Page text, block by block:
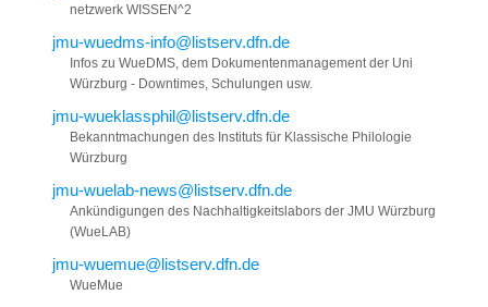
netzwerk WISSEN^2
jmu-wuedms-info@listserv.dfn.de
Infos zu WueDMS, dem Dokumentenmanagement der Uni
Würzburg - Downtimes, Schulungen usw.
jmu-wueklassphil@listserv.dfn.de
Bekanntmachungen des Instituts für Klassische Philologie
Würzburg
jmu-wuelab-news@listserv.dfn.de
Ankündigungen des Nachhaltigkeitslabors der JMU Würzburg
(WueLAB)
jmu-wuemue@listserv.dfn.de
WueMue